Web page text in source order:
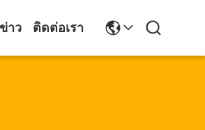
ข่าว ติดต่อเรา